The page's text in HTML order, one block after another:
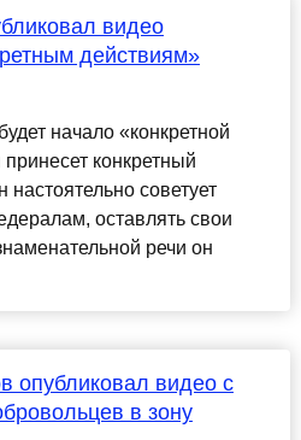
видео
действиям»
начало «конкретной
конкретный
настоятельно советует
оставлять свои
речи он
опубликовал видео с
в зону